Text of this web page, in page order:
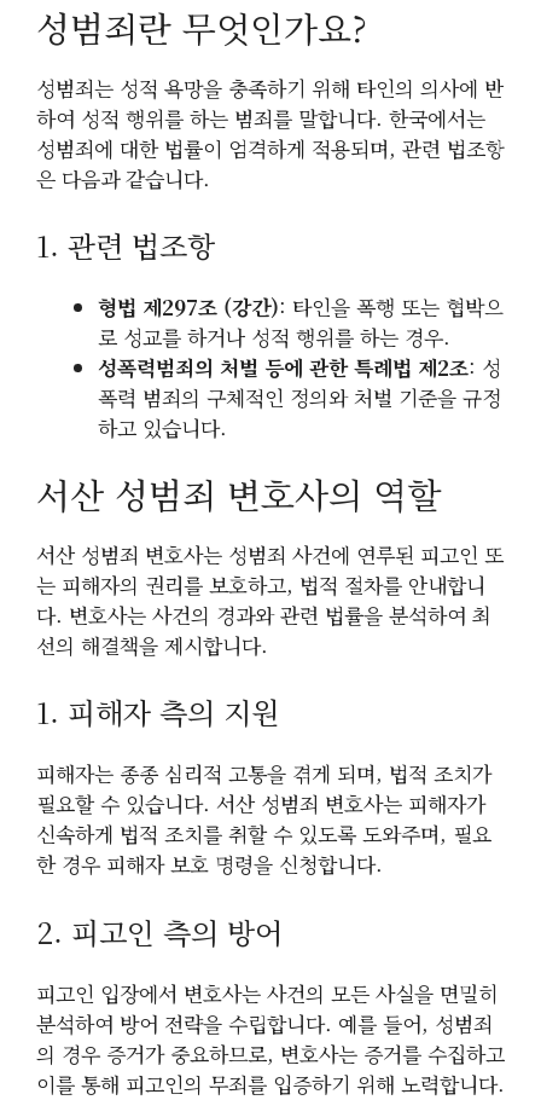
성범죄란 무엇인가요?
성범죄는 성적 욕망을 충족하기 위해 타인의 의사에 반
하여 성적 행위를 하는 범죄를 말합니다. 한국에서는
성범죄에 대한 법률이 엄격하게 적용되며, 관련 법조항
은 다음과 같습니다.
1. 관련 법조항
형법 제297조 (강간): 타인을 폭행 또는 협박으
로 성교를 하거나 성적 행위를 하는 경우.
성폭력범죄의 처벌 등에 관한 특례법 제2조: 성
폭력 범죄의 구체적인 정의와 처벌 기준을 규정
하고 있습니다.
서산 성범죄 변호사의 역할
서산 성범죄 변호사는 성범죄 사건에 연루된 피고인 또
는 피해자의 권리를 보호하고, 법적 절차를 안내합니
다. 변호사는 사건의 경과와 관련 법률을 분석하여 최
선의 해결책을 제시합니다.
1. 피해자 측의 지원
피해자는 종종 심리적 고통을 겪게 되며, 법적 조치가
필요할 수 있습니다. 서산 성범죄 변호사는 피해자가
신속하게 법적 조치를 취할 수 있도록 도와주며, 필요
한 경우 피해자 보호 명령을 신청합니다.
2. 피고인 측의 방어
피고인 입장에서 변호사는 사건의 모든 사실을 면밀히
분석하여 방어 전략을 수립합니다. 예를 들어, 성범죄
의 경우 증거가 중요하므로, 변호사는 증거를 수집하고
이를 통해 피고인의 무죄를 입증하기 위해 노력합니다.